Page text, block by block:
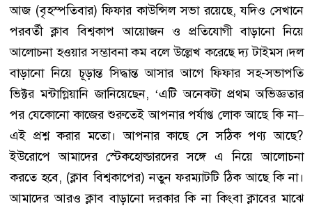
আজ (বৃহস্পতিবার) ফিফার কাউন্সিল সভা রয়েছে, যদিও সেখানে
পরবর্তী ক্লাব বিশ্বকাপ আয়োজন ও প্রতিযোগী বাড়ানো নিয়ে
আলোচনা হওয়ার সম্ভাবনা কম বলে উল্লেখ করেছে দ্য টাইমস।দল
বাড়ানো নিয়ে চূড়ান্ত সিদ্ধান্ত আসার আগে ফিফার সহ-সভাপতি
ভিক্টর মন্টাগ্লিয়ানি জানিয়েছেন, ‘এটি অনেকটা প্রথম অভিজ্ঞতার
পর যেকোনো কাজের শুরুতেই আপনার পর্যাপ্ত লোক আছে কি না–
এই প্রশ্ন করার মতো। আপনার কাছে সে সঠিক পণ্য আছে?
ইউরোপে আমাদের স্টেকহোল্ডারদের সঙ্গে এ নিয়ে আলোচনা
করতে হবে, (ক্লাব বিশ্বকাপের) নতুন ফরম্যাটটি ঠিক আছে কি না।
আমাদের আরও ক্লাব বাড়ানো দরকার কি না কিংবা ক্লাবের মাঝে